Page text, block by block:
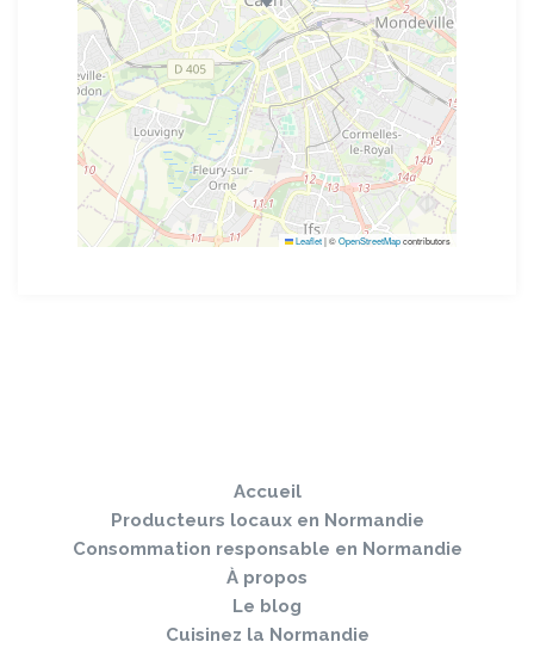
Leaflet|©OpenStreetMapcontributors
Accueil
Producteurs locaux en Normandie
Consommation responsable en Normandie
À propos
Le blog
Cuisinez la Normandie